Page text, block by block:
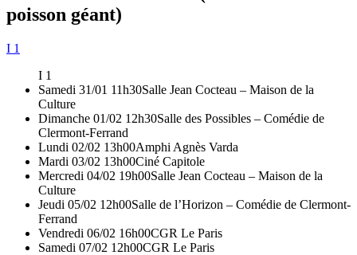
poisson géant)
I 1
I 1
Samedi 31/01 11h30Salle Jean Cocteau – Maison de la
Culture
Dimanche 01/02 12h30Salle des Possibles – Comédie de
Clermont-Ferrand
Lundi 02/02 13h00Amphi Agnès Varda
Mardi 03/02 13h00Ciné Capitole
Mercredi 04/02 19h00Salle Jean Cocteau – Maison de la
Culture
Jeudi 05/02 12h00Salle de l’Horizon – Comédie de Clermont-
Ferrand
Vendredi 06/02 16h00CGR Le Paris
Samedi 07/02 12h00CGR Le Paris